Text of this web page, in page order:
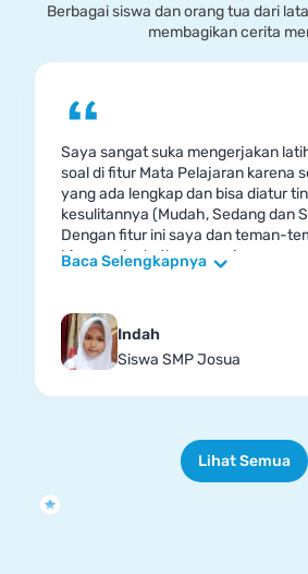
Berbagai siswa dan orang tua dari
membagikan cerita
Saya sangat suka mengerjakan
soal di fitur Mata Pelajaran karena
yang ada lengkap dan bisa diatur
kesulitannya (Mudah, Sedang dan
Dengan fitur ini saya dan teman-
bisa meningkatkan pemahaman
Baca Selengkapnya
Indah
Siswa SMP Josua
Lihat Semua